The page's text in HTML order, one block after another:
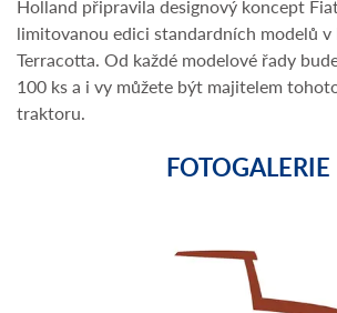
Holland připravila designový koncept
limitovanou edici standardních modelů v
Terracotta. Od každé modelové řady
100 ks a i vy můžete být majitelem
traktoru.
FOTOGALERIE